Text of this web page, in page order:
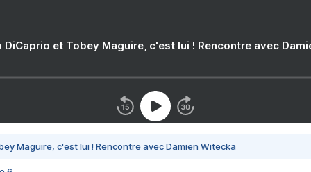
DiCaprio et Tobey Maguire, c'est lui ! Rencontre avec
Maguire, c'est lui ! Rencontre avec Damien Witecka